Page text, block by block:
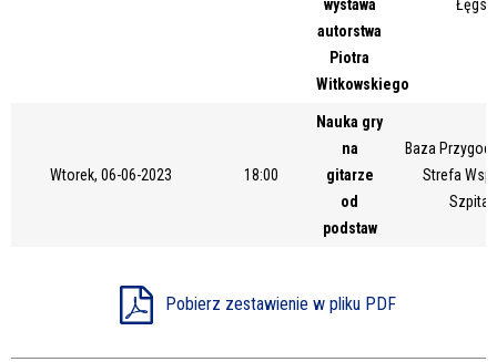
wystawa
autorstwa
Piotra
Witkowskiego
Wtorek, 06-06-2023 18:00
Nauka gry
na
gitarze
od
podstaw
Baza
Strefa
Pobierz zestawienie w pliku PDF